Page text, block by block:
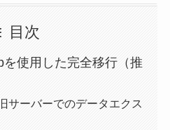
目次
使用した完全移行（推
サーバーでのデータエクス